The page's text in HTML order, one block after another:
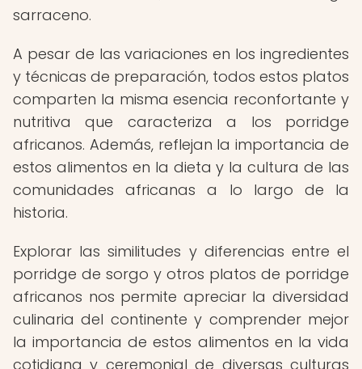
sarraceno.
A pesar de las variaciones en los ingredientes
y técnicas de preparación, todos estos platos
comparten la misma esencia reconfortante y
nutritiva que caracteriza a los porridge
africanos. Además, reflejan la importancia de
estos alimentos en la dieta y la cultura de las
comunidades africanas a lo largo de la
historia.
Explorar las similitudes y diferencias entre el
porridge de sorgo y otros platos de porridge
africanos nos permite apreciar la diversidad
culinaria del continente y comprender mejor
la importancia de estos alimentos en la vida
cotidiana y ceremonial de diversas culturas